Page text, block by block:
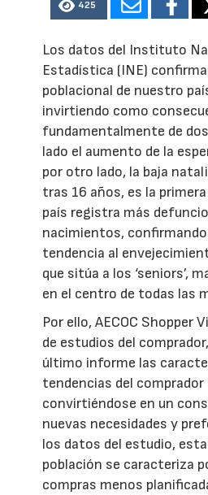
425
Los datos del Instituto
Estadística (INE)
poblacional de nuestro
invirtiendo como
fundamentalmente de
lado el aumento de la
por otro lado, la baja
tras 16 años, es la
país registra más
nacimientos, confirmando
tendencia al
que sitúa a los ‘seniors’,
en el centro de todas las
Por ello, AECOC Shopper
de estudios del
último informe las
tendencias del comprador
convirtiéndose en un
nuevas necesidades y
los datos del estudio,
población se caracteriza
compras menos